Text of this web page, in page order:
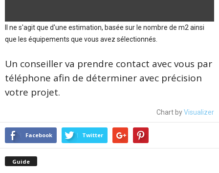
Il ne s'agit que d'une estimation, basée sur le nombre de m2 ainsi
que les équipements que vous avez sélectionnés.
Un conseiller va prendre contact avec vous par
téléphone afin de déterminer avec précision
votre projet.
Chart byVisualizer
Facebook Twitter
Guide